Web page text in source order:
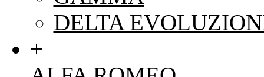
DELTA
+